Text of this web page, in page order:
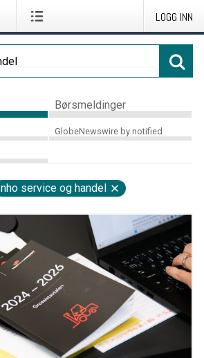
LOGG INN
Børsmeldinger
GlobeNewswire by notified
nho service og handel